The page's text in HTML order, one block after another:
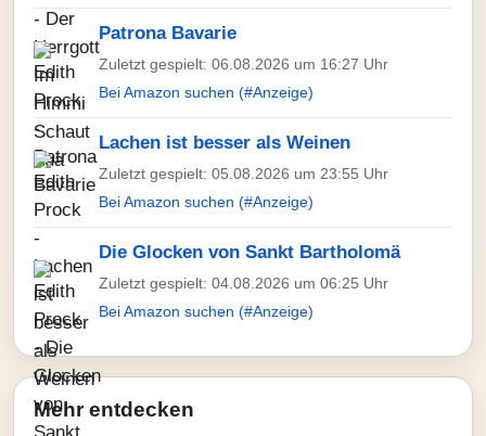
Patrona Bavarie
Zuletzt gespielt: 06.08.2026 um 16:27 Uhr
Bei Amazon suchen (#Anzeige)
Lachen ist besser als Weinen
Zuletzt gespielt: 05.08.2026 um 23:55 Uhr
Bei Amazon suchen (#Anzeige)
Die Glocken von Sankt Bartholomä
Zuletzt gespielt: 04.08.2026 um 06:25 Uhr
Bei Amazon suchen (#Anzeige)
Mehr entdecken